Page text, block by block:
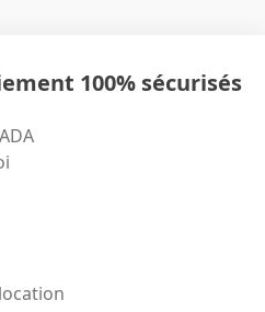
100% sécurisés